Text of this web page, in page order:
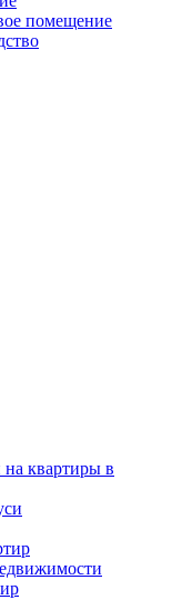
помещение
квартиры в